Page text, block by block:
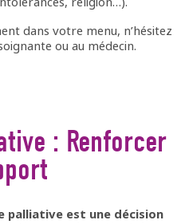
dans votre menu, n’hésitez
ou au médecin.
: Renforcer
palliative est une décision